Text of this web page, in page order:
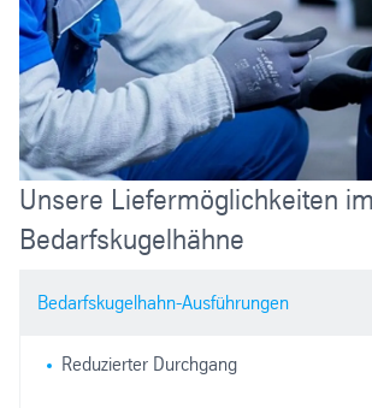
Unsere Liefermöglichkeiten
Bedarfskugelhähne
Bedarfskugelhahn-Ausführungen
Reduzierter Durchgang